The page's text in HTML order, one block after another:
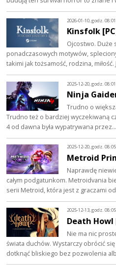
2026-01-10, godz. 08:01
Kinsfolk
Ojcostwo. Duże
ponadczasowych motywów,
takimi jak tożsamość, rodzina, miłość.
2025-12-20, godz. 08:01
Ninja
Trudno o
Trudno też o bardziej wyczekiwaną
4 od dawna była wypatrywana przez…
2025-12-20, godz. 08:05
Metroid
Naprawdę
całym podgatunkom. Metroidvania
serii Metroid, która jest z graczami
2025-12-13, godz. 08:05
Death Howl
Nie ma nic
świata duchów. Wystarczy obrócić
dotknąć bliskiego bez pozwolenia